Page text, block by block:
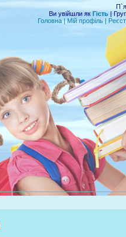
Ви увійшли як Гість |
Головна|Мій профіль |